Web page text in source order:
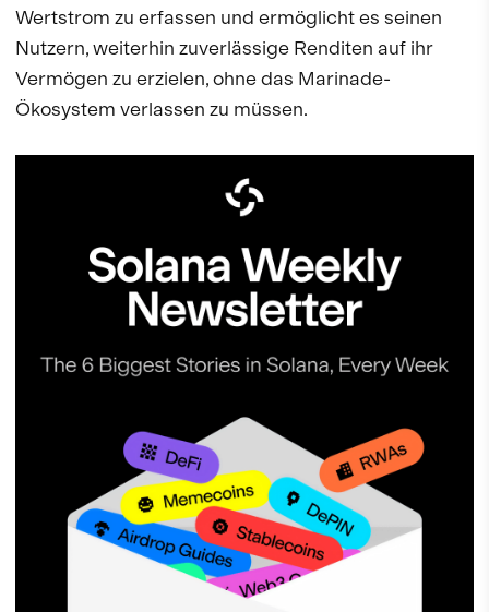
Wertstrom zu erfassen und ermöglicht es seinen
Nutzern, weiterhin zuverlässige Renditen auf ihr
Vermögen zu erzielen, ohne das Marinade-
Ökosystem verlassen zu müssen.